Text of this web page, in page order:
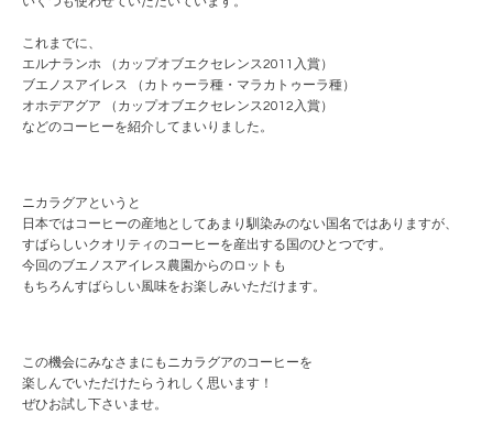
これまでに、
エルナランホ （カップオブエクセレンス2011入賞）
ブエノスアイレス （カトゥーラ種・マラカトゥーラ種）
オホデアグア （カップオブエクセレンス2012入賞）
などのコーヒーを紹介してまいりました。
ニカラグアというと
日本ではコーヒーの産地としてあまり馴染みのない国名ではありますが、
すばらしいクオリティのコーヒーを産出する国のひとつです。
今回のブエノスアイレス農園からのロットも
もちろんすばらしい風味をお楽しみいただけます。
この機会にみなさまにもニカラグアのコーヒーを
楽しんでいただけたらうれしく思います！
ぜひお試し下さいませ。